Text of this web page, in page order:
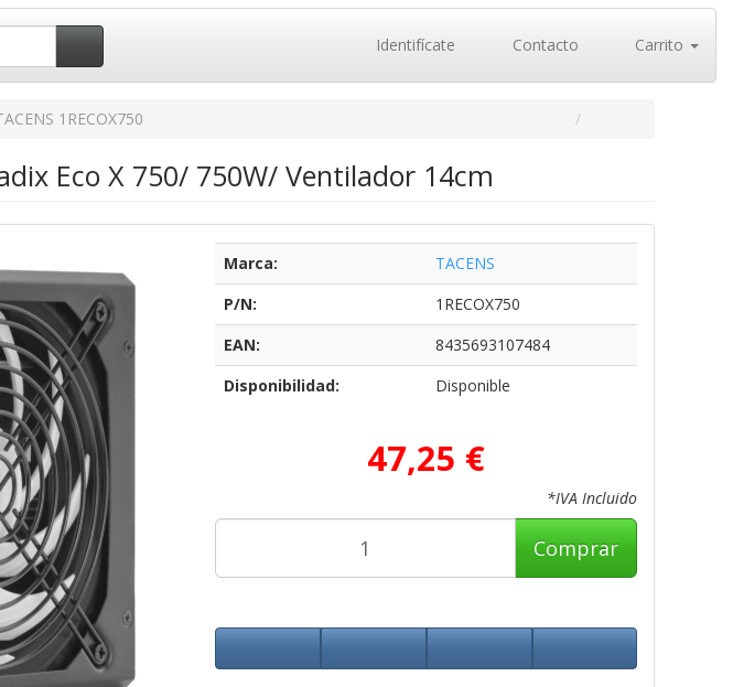
Identifícate Contacto Carrito
1RECOX750
Eco X 750/ 750W/ Ventilador 14cm
Marca:
TACENS
P/N:
1RECOX750
EAN:
8435693107484
Disponibilidad:
Disponible
47,25 €
*IVA Incluido
Comprar